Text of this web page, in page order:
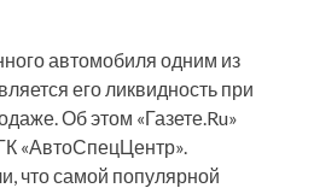
автомобиля одним из
его ликвидность при
Об этом «Газете.Ru»
«АвтоСпецЦентр».
что самой популярной